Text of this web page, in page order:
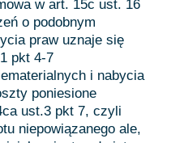
w art. 15c ust. 16
o podobnym
praw uznaje się
pkt 4-7
i nabycia
poniesione
ust.3 pkt 7, czyli
niepowiązanego ale,